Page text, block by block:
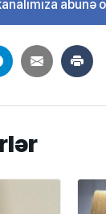
abunə